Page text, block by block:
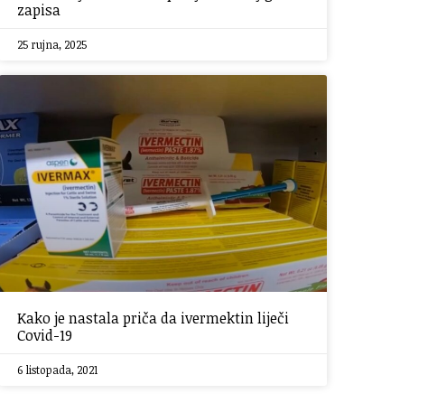
zapisa
25 rujna, 2025
Kako je nastala priča da ivermektin liječi
Covid-19
6 listopada, 2021